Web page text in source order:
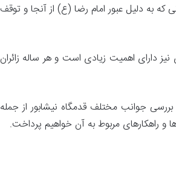
که به دلیل عبور امام رضا (ع) از آنجا و توقف
نیز دارای اهمیت زیادی است و هر ساله زائران
بررسی جوانب مختلف قدمگاه نیشابور از جمله
و راهکارهای مربوط به آن خواهیم پرداخت.